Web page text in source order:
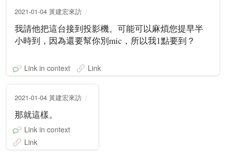
2021-01-04 黃建宏來訪
我請他把這台接到投影機。可能可以麻煩您提早半
小時到，因為還要幫你別mic，所以我1點要到？
Link in context Link
2021-01-04 黃建宏來訪
那就這樣。
Link in context
Link